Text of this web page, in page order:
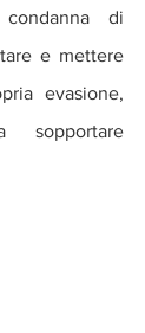
condanna di
e mettere
evasione,
sopportare